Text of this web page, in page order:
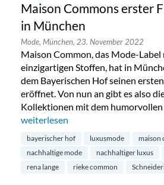
Maison Commons erster
in München
Mode, München, 23. November 2022
Maison Common, das Mode-Label
einzigartigen Stoffen, hat in
dem Bayerischen Hof seinen
eröffnet. Von nun an gibt es also
Kollektionen mit dem
„Maison Commons erster
weiterlesen
bayerischer hof luxusmode
maison
nachhaltige mode
nachhaltiger luxus
rena lange
rieke common